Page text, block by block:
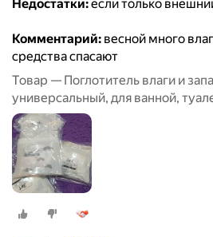
Недостатки:если только
Комментарий: весной много
средства спасают
Товар — Поглотитель влаги и
универсальный, для ванной,
набор 6 штук